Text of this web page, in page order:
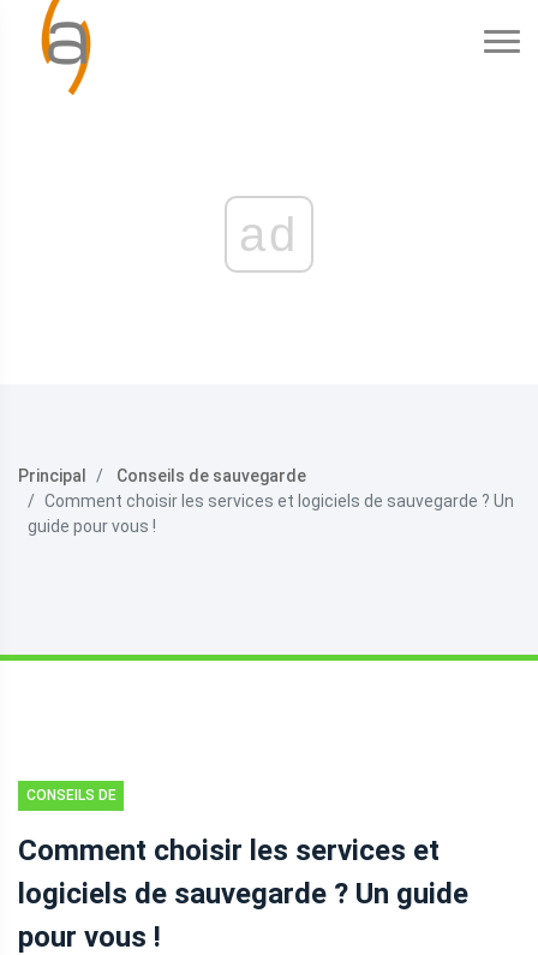
ad
Principal
Conseils de sauvegarde
Comment choisir les services et logiciels de sauvegarde ? Un
guide pour vous !
CONSEILS DE
Comment choisir les services et
logiciels de sauvegarde ? Un guide
pour vous !